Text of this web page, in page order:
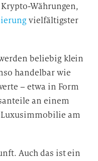
Währungen,
vielfältigster
beliebig klein
handelbar wie
– etwa in Form
an einem
Luxusimmobilie am
Auch das ist ein